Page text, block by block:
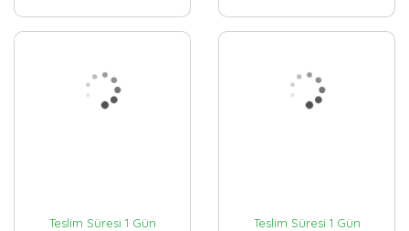
Teslim Süresi 1 Gün Teslim Süresi 1 Gün